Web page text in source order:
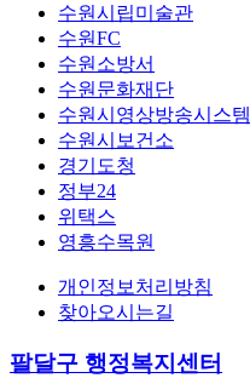
수원시립미술관
수원FC
수원소방서
수원문화재단
수원시영상방송시스템
수원시보건소
경기도청
정부24
위택스
영흥수목원
개인정보처리방침
찾아오시는길
팔달구 행정복지센터